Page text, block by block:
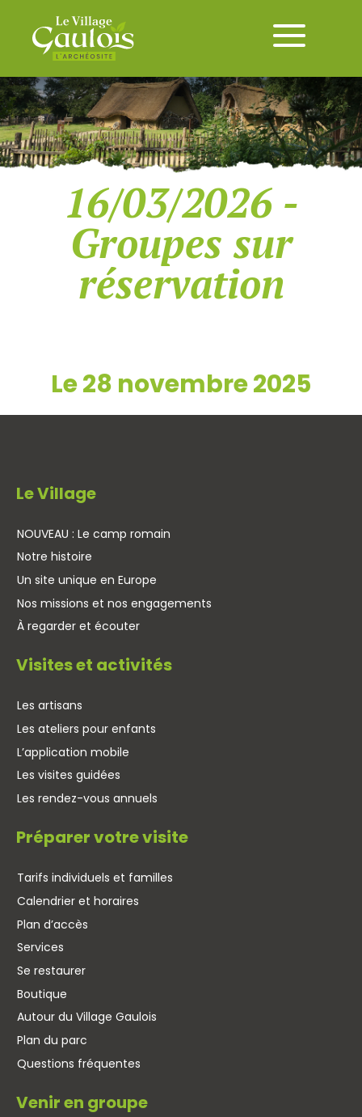
16/03/2026 -
Groupes sur
réservation
Le 28 novembre 2025
Le Village
NOUVEAU : Le camp romain
Notre histoire
Un site unique en Europe
Nos missions et nos engagements
À regarder et écouter
Visites et activités
Les artisans
Les ateliers pour enfants
L’application mobile
Les visites guidées
Les rendez-vous annuels
Préparer votre visite
Tarifs individuels et familles
Calendrier et horaires
Plan d’accès
Services
Se restaurer
Boutique
Autour du Village Gaulois
Plan du parc
Questions fréquentes
Venir en groupe